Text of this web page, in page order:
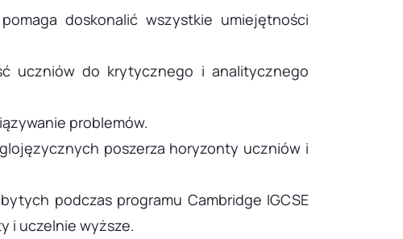
doskonalić wszystkie umiejętności
uczniów do krytycznego i analitycznego
problemów.
poszerza horyzonty uczniów i
podczas programu Cambridge IGCSE
i uczelnie wyższe.